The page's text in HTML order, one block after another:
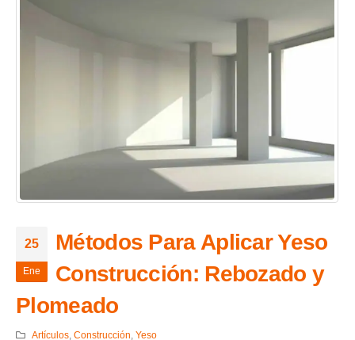
25
Ene
Métodos Para Aplicar Yeso
Construcción: Rebozado y
Plomeado
Artículos, Construcción Yeso